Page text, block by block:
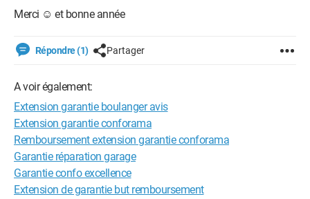
Merci ☺️ et bonne année
Répondre (1) Partager
A voir également:
Extension garantie boulanger avis
Extension garantie conforama
Remboursement extension garantie conforama
Garantie réparation garage
Garantie confo excellence
Extension de garantie but remboursement